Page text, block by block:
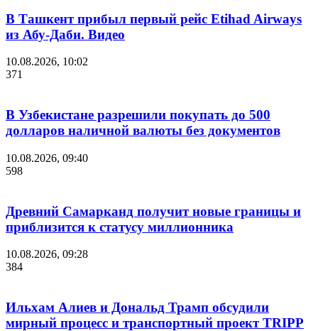
В Ташкент прибыл первый рейс Etihad Airways
из Абу-Даби. Видео
10.08.2026, 10:02
371
В Узбекистане разрешили покупать до 500
долларов наличной валюты без документов
10.08.2026, 09:40
598
Древний Самарканд получит новые границы и
приблизится к статусу миллионника
10.08.2026, 09:28
384
Ильхам Алиев и Дональд Трамп обсудили
мирный процесс и транспортный проект TRIPP